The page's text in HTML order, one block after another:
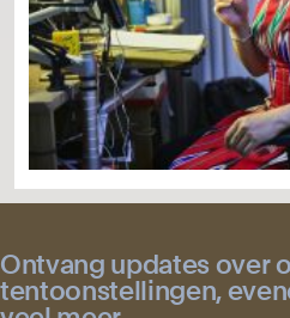
Ontvang updates over
tentoonstellingen,